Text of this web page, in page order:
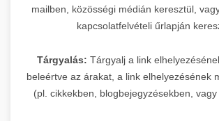
mailben, közösségi médián keresztül,
kapcsolatfelvételi űrlapján
Tárgyalás: Tárgyalj a link
beleértve az árakat, a link elhelyezésének
(pl. cikkekben, blogbejegyzésekben, vagy